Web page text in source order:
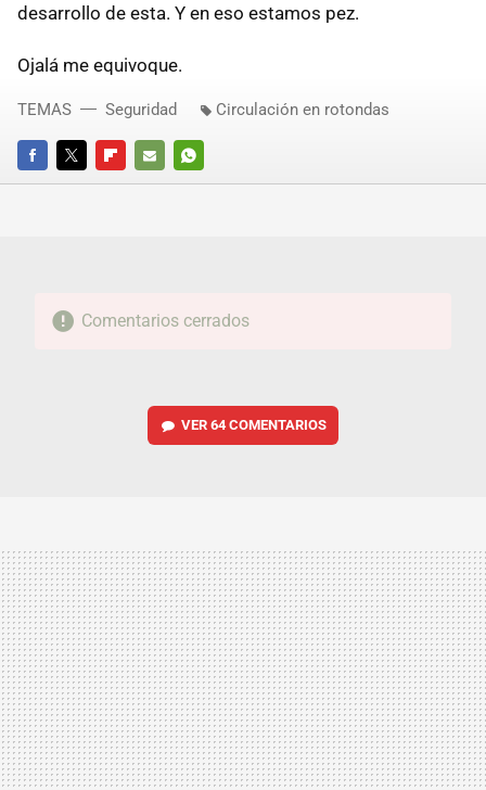
desarrollo de esta. Y en eso estamos pez.
Ojalá me equivoque.
FACEBOOKTWITTERFLIPBOARD
E-
WHATSAPP
TEMAS Seguridad Circulación en rotondas
Comentarios cerrados
VER 64 COMENTARIOS